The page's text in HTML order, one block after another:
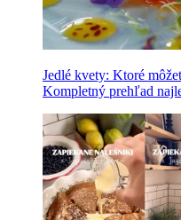
Jedlé kvety: Ktoré
Kompletný prehľad